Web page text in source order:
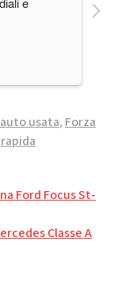
auto usata, Forza
rapida
Ford Focus St-
Classe A